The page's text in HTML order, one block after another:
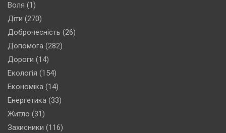
Воля (1)
Діти (270)
Доброчесність (26)
Допомога (282)
Дороги (14)
Екологія (154)
Економіка (14)
Енергетика (33)
Житло (31)
Захисники (116)